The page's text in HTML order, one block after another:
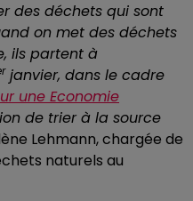
des déchets qui sont
on met des déchets
ils partent à
janvier, dans le cadre
une Economie
de trier à la source
Lehmann, chargée de
naturels au